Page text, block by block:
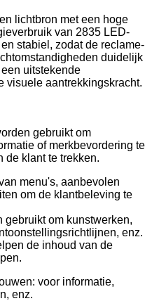
lichtbron met een hoge
van 2835 LED-
stabiel, zodat de reclame-
duidelijk
uitstekende
visuele aantrekkingskracht.
gebruikt om
of merkbevordering te
de klant te trekken.
menu's, aanbevolen
om de klantbeleving te
gebruikt om kunstwerken,
enz.
de inhoud van de
voor informatie,
enz.